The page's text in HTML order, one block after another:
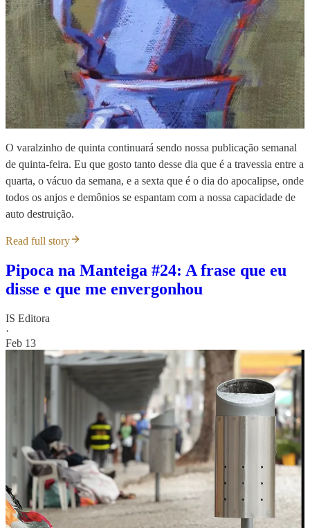
O varalzinho de quinta continuará sendo nossa publicação semanal
de quinta-feira. Eu que gosto tanto desse dia que é a travessia entre a
quarta, o vácuo da semana, e a sexta que é o dia do apocalipse, onde
todos os anjos e demônios se espantam com a nossa capacidade de
auto destruição.
Read full story
Pipoca na Manteiga #24: A frase que eu
disse e que me envergonhou
IS Editora
·
Feb 13